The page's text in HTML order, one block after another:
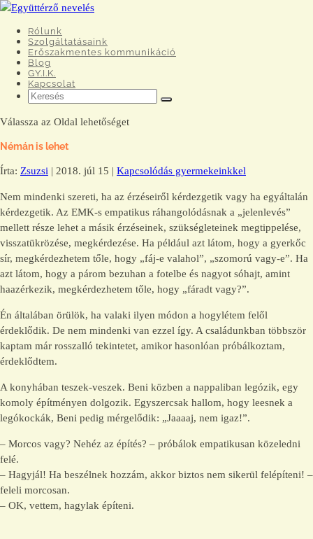
Rólunk
Szolgáltatásaink
Erőszakmentes kommunikáció
Blog
GY.I.K.
Kapcsolat
Válassza az Oldal lehetőséget
Némán is lehet
Írta: Zsuzsi | 2018. júl 15 | Kapcsolódás gyermekeinkkel
Nem mindenki szereti, ha az érzéseiről kérdezgetik vagy ha egyáltalán
kérdezgetik. Az EMK-s empatikus ráhangolódásnak a „jelenlevés”
mellett része lehet a másik érzéseinek, szükségleteinek megtippelése,
visszatükrözése, megkérdezése. Ha például azt látom, hogy a gyerkőc
sír, megkérdezhetem tőle, hogy „fáj-e valahol”, „szomorú vagy-e”. Ha
azt látom, hogy a párom bezuhan a fotelbe és nagyot sóhajt, amint
haazérkezik, megkérdezhetem tőle, hogy „fáradt vagy?”.
Én általában örülök, ha valaki ilyen módon a hogylétem felől
érdeklődik. De nem mindenki van ezzel így. A családunkban többször
kaptam már rosszalló tekintetet, amikor hasonlóan próbálkoztam,
érdeklődtem.
A konyhában teszek-veszek. Beni közben a nappaliban legózik, egy
komoly építményen dolgozik. Egyszercsak hallom, hogy leesnek a
legókockák, Beni pedig mérgelődik: „Jaaaaj, nem igaz!”.
– Morcos vagy? Nehéz az építés? – próbálok empatikusan közeledni
felé.
– Hagyjál! Ha beszélnek hozzám, akkor biztos nem sikerül felépíteni! –
feleli morcosan.
– OK, vettem, hagylak építeni.